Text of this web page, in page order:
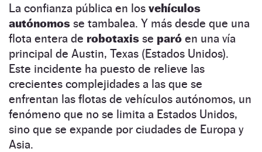
La confianza pública en los vehículos
autónomos se tambalea. Y más desde que una
flota entera de robotaxis se paró en una vía
principal de Austin, Texas (Estados Unidos).
Este incidente ha puesto de relieve las
crecientes complejidades a las que se
enfrentan las flotas de vehículos autónomos, un
fenómeno que no se limita a Estados Unidos,
sino que se expande por ciudades de Europa y
Asia.